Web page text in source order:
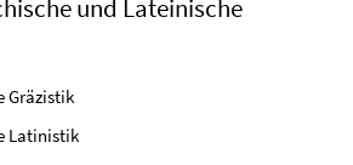
und Lateinische
Gräzistik
Latinistik